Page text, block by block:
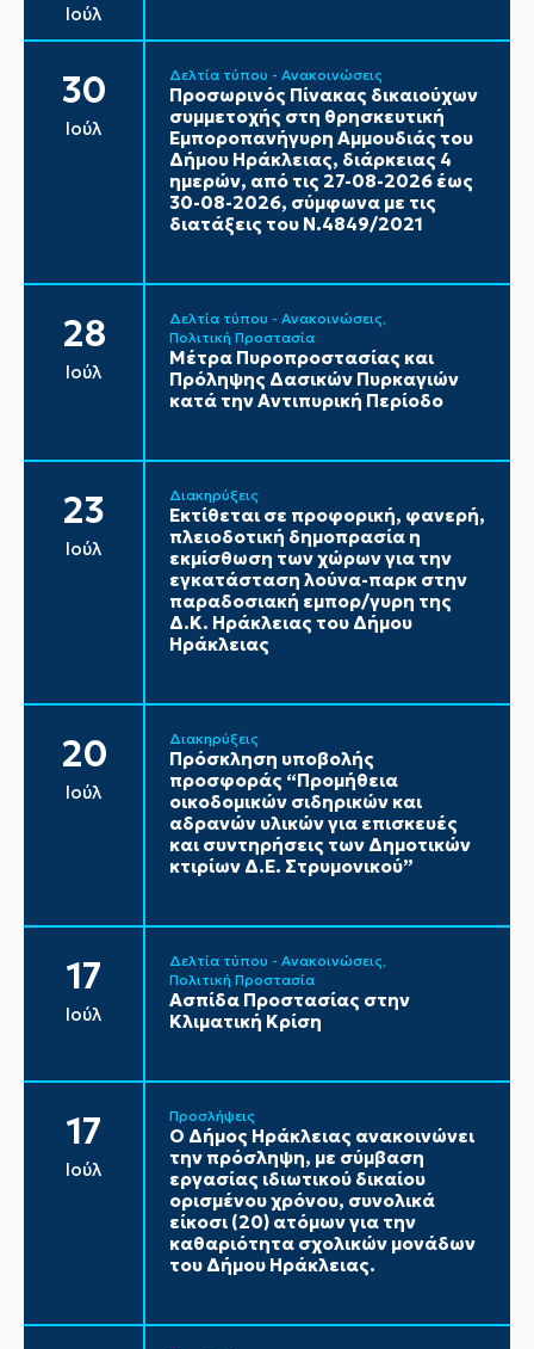
Ιούλ
30
Ιούλ
Δελτία τύπου - Ανακοινώσεις
Προσωρινός Πίνακας δικαιούχων
συμμετοχής στη θρησκευτική
Εμποροπανήγυρη Αμμουδιάς του
Δήμου Ηράκλειας, διάρκειας 4
ημερών, από τις 27-08-2026 έως
30-08-2026, σύμφωνα με τις
διατάξεις του Ν.4849/2021
28
Ιούλ
Δελτία τύπου - Ανακοινώσεις
Πολιτική Προστασία
Μέτρα Πυροπροστασίας και
Πρόληψης Δασικών Πυρκαγιών
κατά την Αντιπυρική Περίοδο
23
Ιούλ
Διακηρύξεις
Εκτίθεται σε προφορική, φανερή,
πλειοδοτική δημοπρασία η
εκμίσθωση των χώρων για την
εγκατάσταση λούνα-παρκ στην
παραδοσιακή εμπορ/γυρη της
Δ.Κ. Ηράκλειας του Δήμου
Ηράκλειας
20
Ιούλ
Διακηρύξεις
Πρόσκληση υποβολής
προσφοράς “Προμήθεια
οικοδομικών σιδηρικών και
αδρανών υλικών για επισκευές
και συντηρήσεις των Δημοτικών
κτιρίων Δ.Ε. Στρυμονικού”
17
Ιούλ
Δελτία τύπου - Ανακοινώσεις
Πολιτική Προστασία
Ασπίδα Προστασίας στην
Κλιματική Κρίση
17
Ιούλ
Προσλήψεις
Ο Δήμος Ηράκλειας ανακοινώνει
την πρόσληψη, με σύμβαση
εργασίας ιδιωτικού δικαίου
ορισμένου χρόνου, συνολικά
είκοσι (20) ατόμων για την
καθαριότητα σχολικών μονάδων
του Δήμου Ηράκλειας.